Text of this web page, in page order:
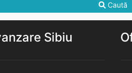
Caută
Sibiu